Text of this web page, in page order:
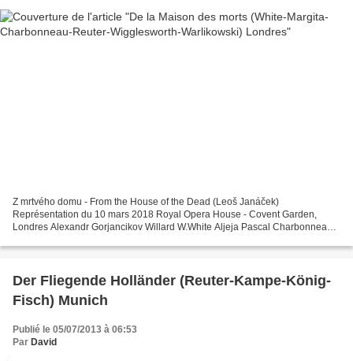
Z mrtvého domu - From the House of the Dead (Leoš Janáček)
Représentation du 10 mars 2018 Royal Opera House - Covent Garden,
Londres Alexandr Gorjancikov Willard W.White Aljeja Pascal Charbonneau
Der Fliegende Holländer (Reuter-Kampe-König-
Fisch) Munich
Publié le 05/07/2013 à 06:53
Par David